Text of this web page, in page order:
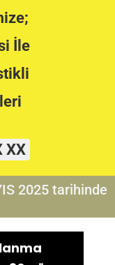
İle
XX
2025 tarihinde